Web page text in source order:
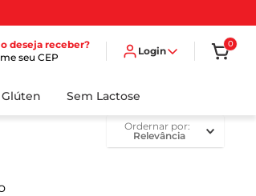
deseja receber?
seu CEP
Login
0
Sem Lactose
ordernar por
Relevância